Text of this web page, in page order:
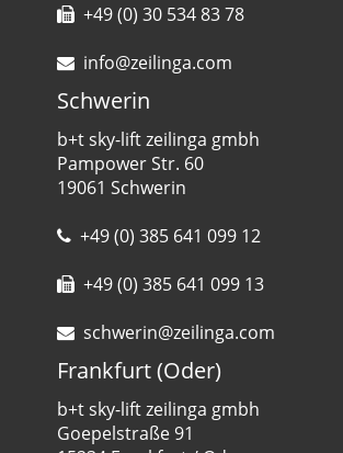
+49 (0) 30 534 83 78
info@zeilinga.com
Schwerin
b+t sky-lift zeilinga gmbh
Pampower Str. 60
19061 Schwerin
+49 (0) 385 641 099 12
+49 (0) 385 641 099 13
schwerin@zeilinga.com
Frankfurt (Oder)
b+t sky-lift zeilinga gmbh
Goepelstraße 91